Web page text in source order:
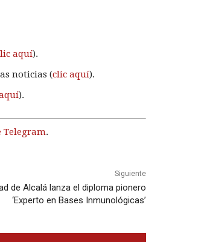
aquí).
noticias (clic aquí).
).
Telegram.
Siguiente
de Alcalá lanza el diploma pionero
‘Experto en Bases Inmunológicas’